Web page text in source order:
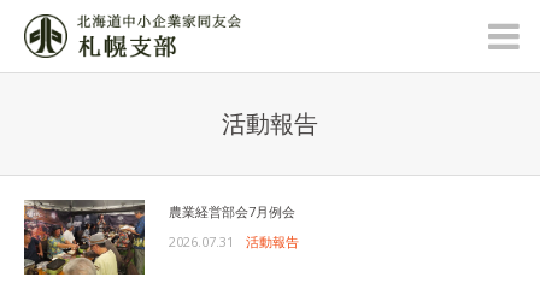
活動報告
農業経営部会7月例会
2026.07.31
活動報告